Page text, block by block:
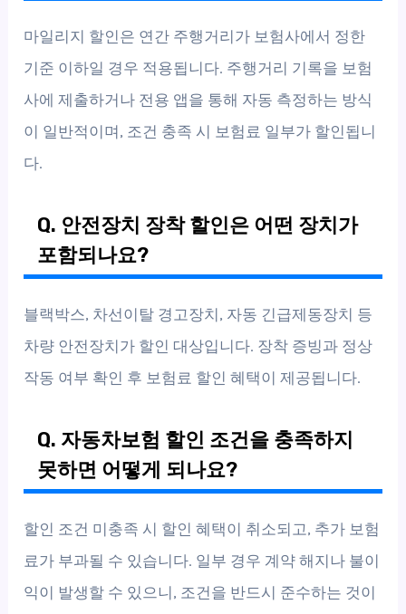
마일리지 할인은 연간 주행거리가 보험사에서 정한
기준 이하일 경우 적용됩니다. 주행거리 기록을 보험
사에 제출하거나 전용 앱을 통해 자동 측정하는 방식
이 일반적이며, 조건 충족 시 보험료 일부가 할인됩니
다.
Q. 안전장치 장착 할인은 어떤 장치가
포함되나요?
블랙박스, 차선이탈 경고장치, 자동 긴급제동장치 등
차량 안전장치가 할인 대상입니다. 장착 증빙과 정상
작동 여부 확인 후 보험료 할인 혜택이 제공됩니다.
Q. 자동차보험 할인 조건을 충족하지
못하면 어떻게 되나요?
할인 조건 미충족 시 할인 혜택이 취소되고, 추가 보험
료가 부과될 수 있습니다. 일부 경우 계약 해지나 불이
익이 발생할 수 있으니, 조건을 반드시 준수하는 것이